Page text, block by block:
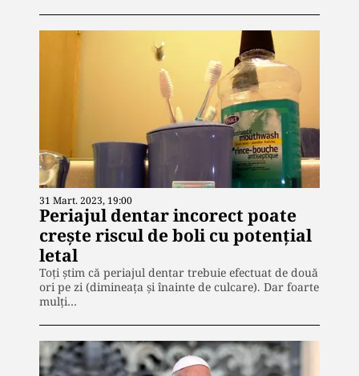
31 Mart. 2023, 19:00
Periajul dentar incorect poate
crește riscul de boli cu potențial
letal
Toți știm că periajul dentar trebuie efectuat de două
ori pe zi (dimineața și înainte de culcare). Dar foarte
mulți…